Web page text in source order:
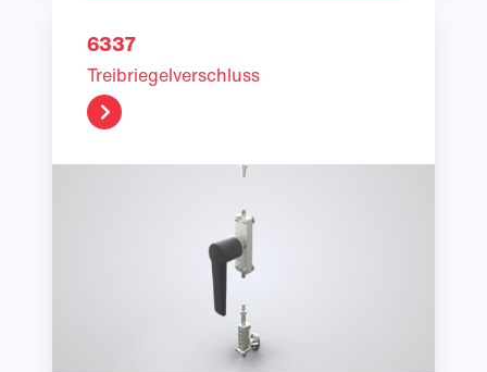
6337
Treibriegelverschluss